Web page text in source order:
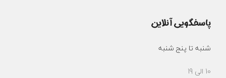
پاسخگویی آنلاین
شنبه تا پنج شنبه
10 الی 19